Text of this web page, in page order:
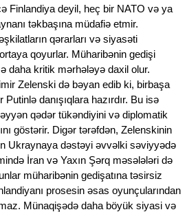
Finlandiya deyil, heç bir NATO və ya
təkbaşına müdafiə etmir.
qərarları və siyasəti
qoyurlar. Müharibənin gedişi
daha kritik mərhələyə daxil olur.
Zelenski də bəyan edib ki, birbaşa
danışıqlara hazırdır. Bu isə
qədər tükəndiyini və diplomatik
göstərir. Digər tərəfdən, Zelenskinin
Ukraynaya dəstəyi əvvəlki səviyyədə
İran və Yaxın Şərq məsələləri də
müharibənin gedişatına təsirsiz
prosesin əsas oyunçularından
Münaqişədə daha böyük siyasi və